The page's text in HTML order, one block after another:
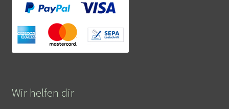
Wir helfen dir